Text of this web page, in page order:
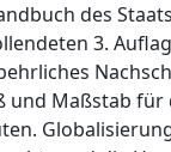
des
3.
und Maßstab für